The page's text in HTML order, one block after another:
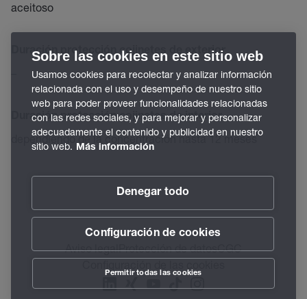
aceitoso
Duración protección cojinetes de exterior
Duración protección cojinetes de interior
dependiendo de la concentración hasta 12 meses
Aviso legalProtección de datosCGC
Sobre las cookies en este sitio web
Usamos cookies para recolectar y analizar información
relacionada con el uso y desempeño de nuestro sitio
web para poder proveer funcionalidades relacionadas
con las redes sociales, y para mejorar y personalizar
adecuadamente el contenido y publicidad en nuestro
sitio web. Más información
Denegar todo
Configuración de cookies
Permitir todas las cookies